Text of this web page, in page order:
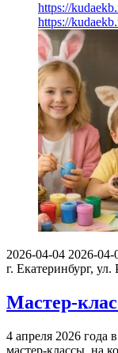
https://
https://
2026-04-04 2026-04-
г. Екатеринбург,
Мастер-
4 апреля 2026 года
мастер-классы, на